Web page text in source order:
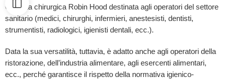
Cuffietta chirurgica Robin Hood destinata agli operatori del settore
sanitario (medici, chirurghi, infermieri, anestesisti, dentisti,
strumentisti, radiologici, igienisti dentali, ecc.).
Data la sua versatilità, tuttavia, è adatto anche agli operatori della
ristorazione, dell’industria alimentare, agli esercenti alimentari,
ecc., perché garantisce il rispetto della normativa igienico-